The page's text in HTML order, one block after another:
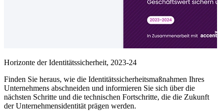
Horizonte der Identitätssicherheit, 2023-24
Finden Sie heraus, wie die Identitätssicherheitsmaßnahmen Ihres
Unternehmens abschneiden und informieren Sie sich über die
nächsten Schritte und die technischen Fortschritte, die die Zukunft
der Unternehmensidentität prägen werden.